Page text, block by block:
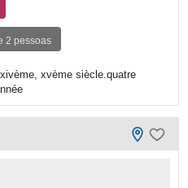
2 pessoas
xvème siècle.quatre